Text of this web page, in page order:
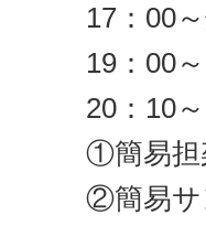
17：00
19：00
20：10
①簡易担
②簡易サ